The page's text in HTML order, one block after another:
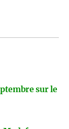
sur le